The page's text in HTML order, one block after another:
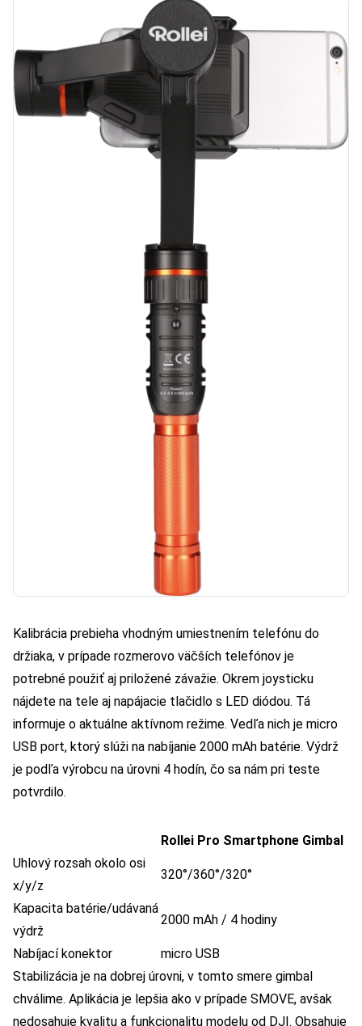
Kalibrácia prebieha vhodným umiestnením telefónu do
držiaka, v prípade rozmerovo väčších telefónov je
potrebné použiť aj priložené závažie. Okrem joysticku
nájdete na tele aj napájacie tlačidlo s LED diódou. Tá
informuje o aktuálne aktívnom režime. Vedľa nich je micro
USB port, ktorý slúži na nabíjanie 2000 mAh batérie. Výdrž
je podľa výrobcu na úrovni 4 hodín, čo sa nám pri teste
potvrdilo.
Rollei Pro Smartphone Gimbal
Uhlový rozsah okolo osi
x/y/z
320°/360°/320°
Kapacita batérie/udávaná
výdrž
2000 mAh / 4 hodiny
Nabíjací konektor
micro USB
Stabilizácia je na dobrej úrovni, v tomto smere gimbal
chválime. Aplikácia je lepšia ako v prípade SMOVE, avšak
nedosahuje kvalitu a funkcionalitu modelu od DJI. Obsahuje